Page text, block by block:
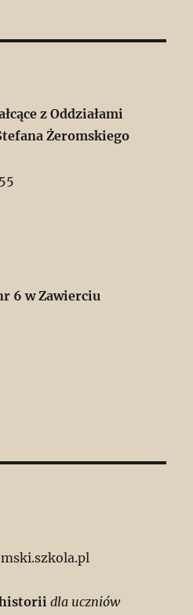
z Oddziałami
Żeromskiego
6 w Zawierciu
historii dla uczniów